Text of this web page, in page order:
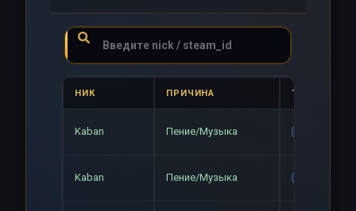
НИК ПРИЧИНА ТИП
Kaban Пение/Музыка
Kaban Пение/Музыка